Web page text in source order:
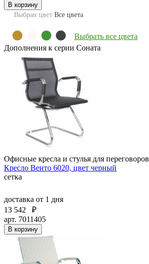
В корзину
Выбран цвет Все цвета
Выбрать все цвета
Дополнения к серии Соната
Офисные кресла и стулья для переговоров
Кресло Венто 6020, цвет черный
сетка
доставка от 1 дня
13 542
₽
арт. 7011405
В корзину